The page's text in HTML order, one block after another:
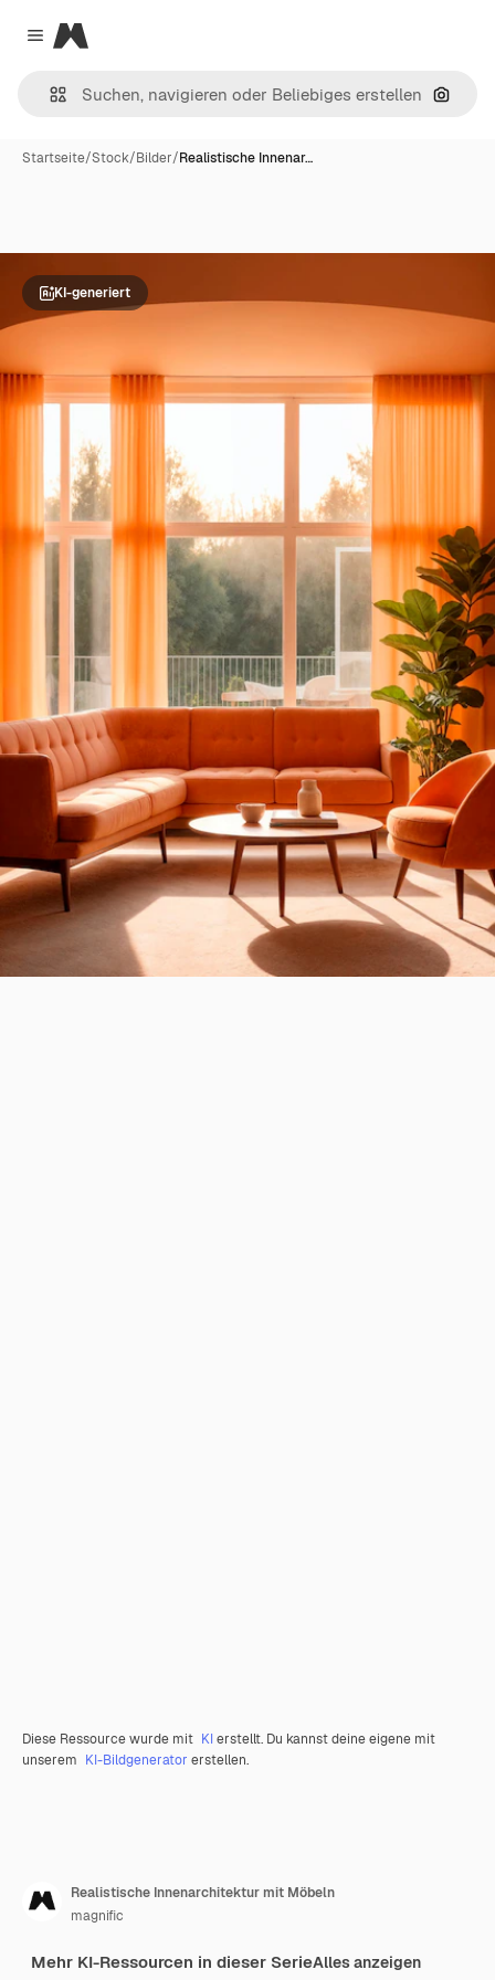
Close menu
Magnific
Nach
Startseite/Stock/Bilder/Realistische Innenar…
KI-generiert
Diese Ressource wurde mit KIerstellt. Du kannst deine eigene mit
unserem KI-Bildgenerator erstellen.
Realistische Innenarchitektur mit Möbeln
magnific
Mehr KI-Ressourcen in dieser SerieAlles anzeigen